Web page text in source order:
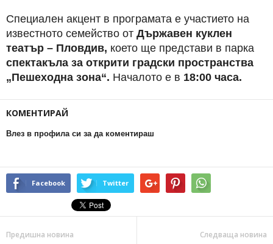
Специален акцент в програмата е участието на
известното семейство от Държавен куклен
театър – Пловдив, което ще представи в парка
спектакъла за открити градски пространства
„Пешеходна зона“. Началото е в 18:00 часа.
КОМЕНТИРАЙ
Влез в профила си за да коментираш
Facebook Twitter
Предишна новина Следваща новина